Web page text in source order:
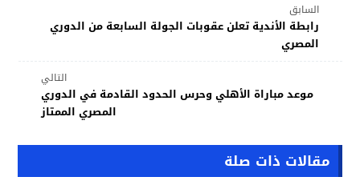
السابق
رابطة الأندية تعلن عقوبات الجولة السابعة من الدوري
المصري
التالي
موعد مباراة الأهلي وحرس الحدود القادمة في الدوري
المصري الممتاز
مقالات ذات صلة